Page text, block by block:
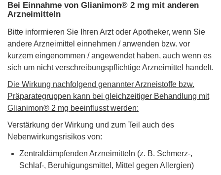
Bei Einnahme von Glianimon® 2 mg mit anderen
Arzneimitteln
Bitte informieren Sie Ihren Arzt oder Apotheker, wenn Sie
andere Arzneimittel einnehmen / anwenden bzw. vor
kurzem eingenommen / angewendet haben, auch wenn es
sich um nicht verschreibungspflichtige Arzneimittel handelt.
Die Wirkung nachfolgend genannter Arzneistoffe bzw.
Präparategruppen kann bei gleichzeitiger Behandlung mit
Glianimon® 2 mg beeinflusst werden:
Verstärkung der Wirkung und zum Teil auch des
Nebenwirkungsrisikos von:
Zentraldämpfenden Arzneimitteln (z. B. Schmerz-,
Schlaf-, Beruhigungsmittel, Mittel gegen Allergien)